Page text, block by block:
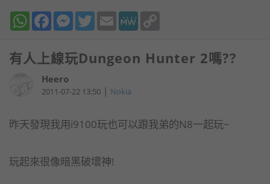
WhatsAppFacebookMessenger
TwitterEmail MeWe
有人上線玩Dungeon Hunter 2嗎??
Heero
2011-07-22 13:50 | Nokia
昨天發現我用i9100玩也可以跟我弟的N8一起玩~
玩起來很像暗黑破壞神!